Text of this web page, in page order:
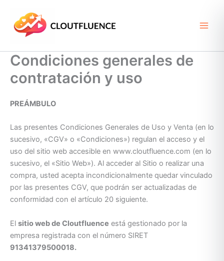
contenido
Condiciones generales de
contratación y uso
PREÁMBULO
Las presentes Condiciones Generales de Uso y Venta (en lo
sucesivo, «CGV» o «Condiciones») regulan el acceso y el
uso del sitio web accesible en www.cloutfluence.com (en lo
sucesivo, el «Sitio Web»). Al acceder al Sitio o realizar una
compra, usted acepta incondicionalmente quedar vinculado
por las presentes CGV, que podrán ser actualizadas de
conformidad con el artículo 20 siguiente.
El sitio web de Cloutfluence está gestionado por la
empresa registrada con el número SIRET
91341379500018.